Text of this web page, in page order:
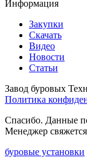
Информация
Закупки
Скачать
Видео
Новости
Статьи
Завод буровых
Политика
Спасибо. Данные
Менеджер
буровые установки